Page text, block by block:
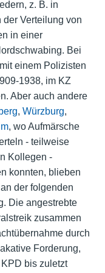
z. B. in
der Verteilung von
in einer
Bei
einem Polizisten
1938, im KZ
Aber auch andere
, Würzburg,
, wo Aufmärsche
- teilweise
Kollegen -
konnten, blieben
der folgenden
Die angestrebte
zusammen
durch
Forderung,
bis zuletzt